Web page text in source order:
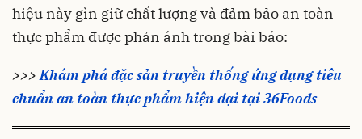
hiệu này gìn giữ chất lượng và đảm bảo an toàn
thực phẩm được phản ánh trong bài báo:
>>>Khám phá đặc sản truyền thống ứng dụng tiêu
chuẩn an toàn thực phẩm hiện đại tại 36Foods